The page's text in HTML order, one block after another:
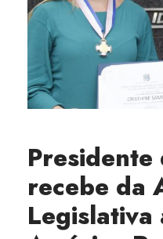
Presidente
recebe da
Legislativa